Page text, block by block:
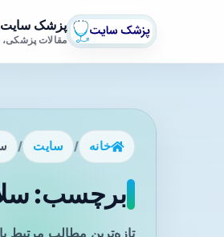
پزشک سایت
مقالات
خانه / سایت /
برچسب:
تازه‌ترین مطالب